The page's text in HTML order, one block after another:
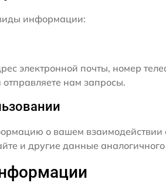
информации:
электронной почты, номер
нам запросы.
о вашем
и другие данные